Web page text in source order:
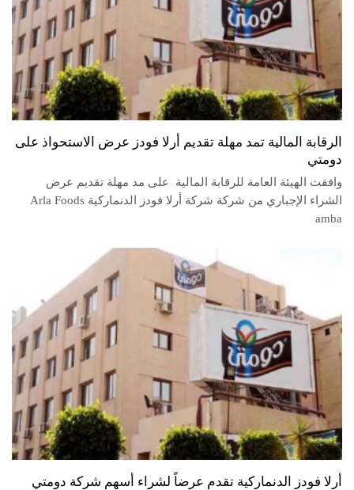
الرقابة المالية تمد مهلة تقديم أرلا فودز عرض الاستحواذ على
دومتي
وافقت الهيئة العامة للرقابة المالية على مد مهلة تقديم عرض
الشراء الإجباري من شركة شركة أرلا فودز الدنماركية Arla Foods
amba
أرلا فودز الدنماركية تقدم عرضاً لشراء أسهم شركة دومتي